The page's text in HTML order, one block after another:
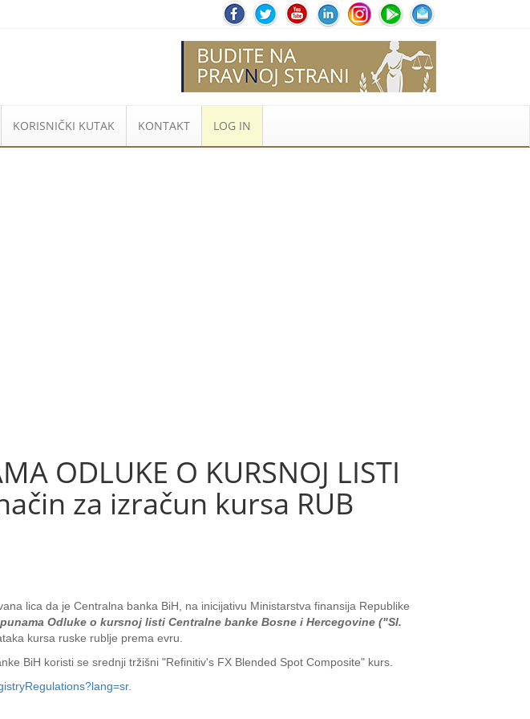
KORISNIČKI KUTAK KONTAKT LOG IN
ODLUKE O KURSNOJ LISTI
za izračun kursa RUB
lica da je Centralna banka BiH, na inicijativu Ministarstva finansija Republike
Odluke o kursnoj listi Centralne banke Bosne i Hercegovine ("Sl.
kursa ruske rublje prema evru.
BiH koristi se srednji tržišni "Refinitiv's FX Blended Spot Composite" kurs.
.